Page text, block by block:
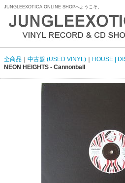
JUNGLEEXOTICA ONLINE SHOPへようこそ。
全商品 中古盤 (USED VINYL)
HOUSE |
NEON HEIGHTS - Cannonball